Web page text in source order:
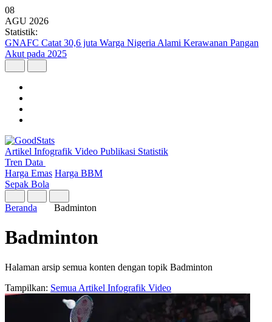
08
AGU 2026
Statistik:
Kunjungan Wisatawan Mancanegara Tembus 7 Juta per Semester I
2026
Artikel Infografik Video Publikasi Statistik
Tren Data
Harga Emas Harga BBM
Sepak Bola
Beranda Badminton
Badminton
Halaman arsip semua konten dengan topik Badminton
Tampilkan: Semua Artikel Infografik Video